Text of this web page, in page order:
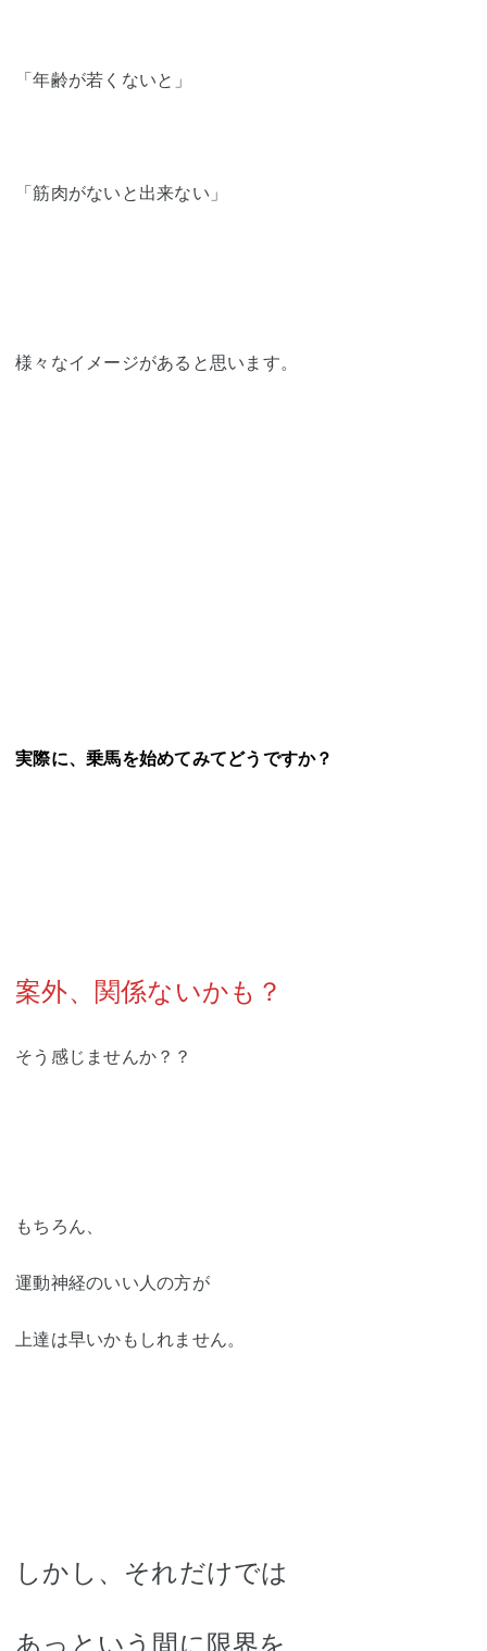
「年齢が若くないと」
「筋肉がないと出来ない」
様々なイメージがあると思います。
実際に、乗馬を始めてみてどうですか？
案外、関係ないかも？
そう感じませんか？？
もちろん、
運動神経のいい人の方が
上達は早いかもしれません。
しかし、それだけでは
あっという間に限界を